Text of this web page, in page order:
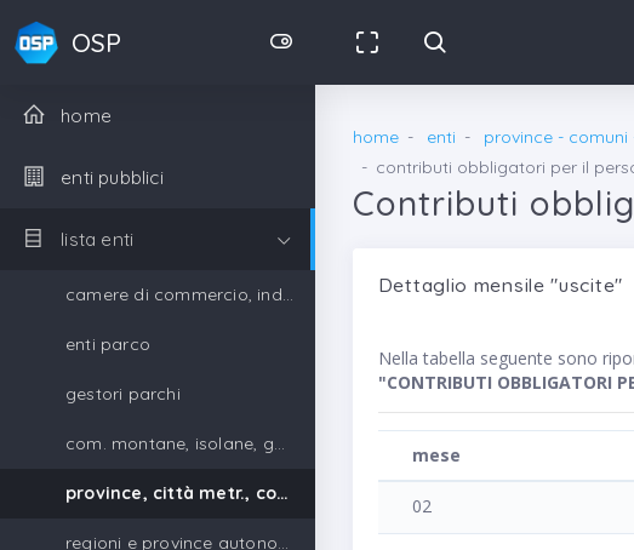
OSP
home
enti pubblici
lista enti
camere di commercio, industria, artigianato e agricoltura
enti parco
gestori parchi
com. montane, isolane, gestori parchi
province, città metr., comuni, unione di comuni
regioni e province autonome
home enti province -
contributi obbligatori per il
Contributi
Dettaglio mensile "uscite"
Nella tabella seguente sono
"CONTRIBUTI OBBLIGATORI
mese
02